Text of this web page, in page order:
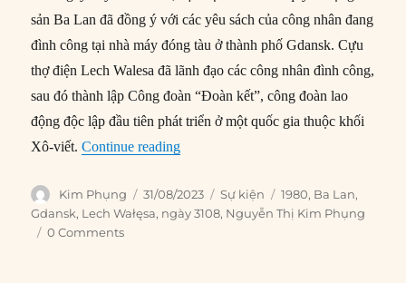
sản Ba Lan đã đồng ý với các yêu sách của công nhân đang
đình công tại nhà máy đóng tàu ở thành phố Gdansk. Cựu
thợ điện Lech Walesa đã lãnh đạo các công nhân đình công,
sau đó thành lập Công đoàn “Đoàn kết”, công đoàn lao
động độc lập đầu tiên phát triển ở một quốc gia thuộc khối
Xô-viết.Continue reading“31/08/1980: Chính phủ Ba Lan ký
Author
Kim Phụng
Posted
on
31/08/2023 Categories
Sự kiện Tags
1980, Ba Lan,
Gdansk, Lech Wałęsa, ngày 3108, Nguyễn Thị Kim Phụng
0 Comments